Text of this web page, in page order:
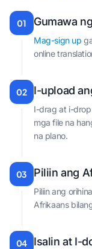
01 Gumawa
Mag-sign up
online
02 I-upload
I-drag at i-
mga file na
na plano.
03 Piliin ang
Piliin ang
Afrikaans
04 Isalin at I-